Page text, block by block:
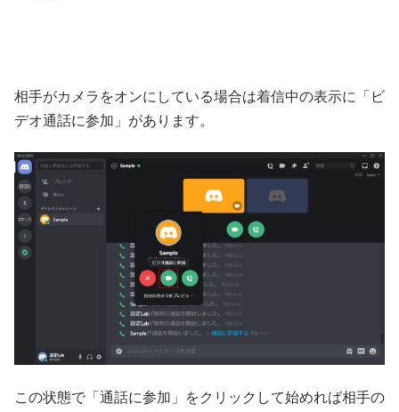
相手がカメラをオンにしている場合は着信中の表示に「ビ
デオ通話に参加」があります。
この状態で「通話に参加」をクリックして始めれば相手の